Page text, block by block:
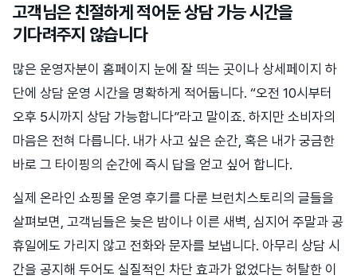
고객님은 친절하게 적어둔 상담 가능 시간을
기다려주지 않습니다
많은 운영자분이 홈페이지 눈에 잘 띄는 곳이나 상세페이지 하
단에 상담 운영 시간을 명확하게 적어둡니다. “오전 10시부터
오후 5시까지 상담 가능합니다”라고 말이죠. 하지만 소비자의
마음은 전혀 다릅니다. 내가 사고 싶은 순간, 혹은 내가 궁금한
바로 그 타이핑의 순간에 즉시 답을 얻고 싶어 합니다.
실제 온라인 쇼핑몰 운영 후기를 다룬 브런치스토리의 글들을
살펴보면, 고객님들은 늦은 밤이나 이른 새벽, 심지어 주말과 공
휴일에도 가리지 않고 전화와 문자를 보냅니다. 아무리 상담 시
간을 공지해 두어도 실질적인 차단 효과가 없었다는 허탈한 이